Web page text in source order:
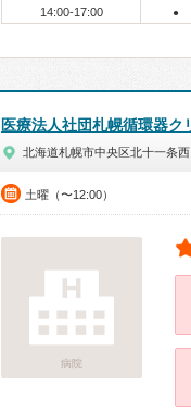
14:00-17:00
●
医療法人社団札幌循環器ク
北海道札幌市中央区北十一条西
土曜（〜12:00）
病院